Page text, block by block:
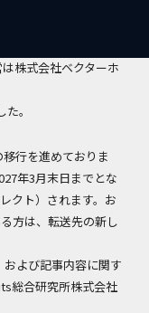
せ】
株式会社ベクターホ
。
行を進めておりま
年3月末日までとな
クト）されます。お
方は、転送先の新し
よび記事内容に関す
総合研究所株式会社